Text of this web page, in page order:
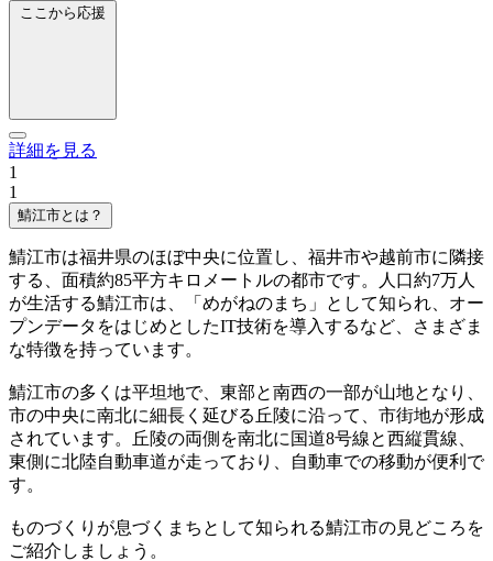
ここから応援
詳細を見る
1
1
鯖江市とは？
鯖江市は福井県のほぼ中央に位置し、福井市や越前市に隣接
する、面積約85平方キロメートルの都市です。人口約7万人
が生活する鯖江市は、「めがねのまち」として知られ、オー
プンデータをはじめとしたIT技術を導入するなど、さまざま
な特徴を持っています。
鯖江市の多くは平坦地で、東部と南西の一部が山地となり、
市の中央に南北に細長く延びる丘陵に沿って、市街地が形成
されています。丘陵の両側を南北に国道8号線と西縦貫線、
東側に北陸自動車道が走っており、自動車での移動が便利で
す。
ものづくりが息づくまちとして知られる鯖江市の見どころを
ご紹介しましょう。